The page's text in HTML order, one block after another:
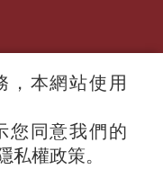
，本網站使用
您同意我們的
私權政策。